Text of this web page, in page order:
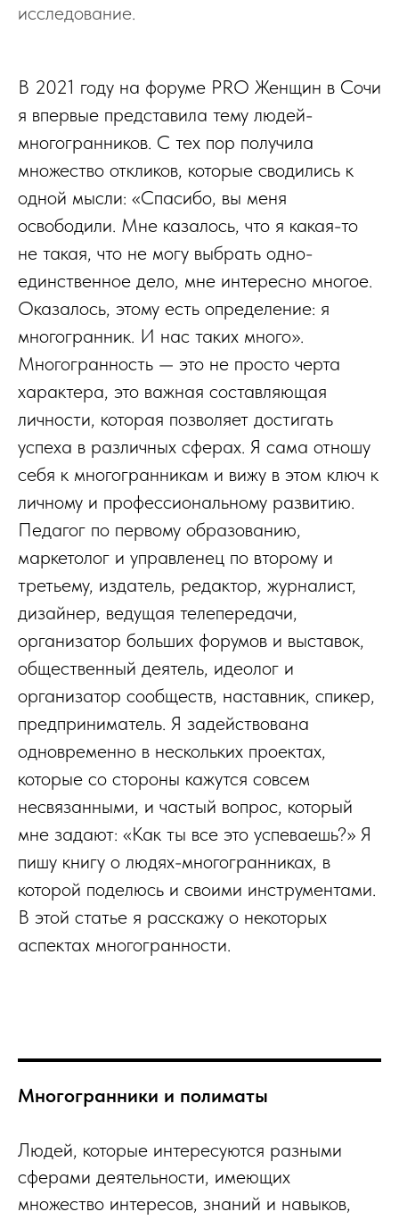
исследование.
В 2021 году на форуме PRO Женщин в Сочи
я впервые представила тему людей-
многогранников. С тех пор получила
множество откликов, которые сводились к
одной мысли: «Спасибо, вы меня
освободили. Мне казалось, что я какая-то
не такая, что не могу выбрать одно-
единственное дело, мне интересно многое.
Оказалось, этому есть определение: я
многогранник. И нас таких много».
Многогранность — это не просто черта
характера, это важная составляющая
личности, которая позволяет достигать
успеха в различных сферах. Я сама отношу
себя к многогранникам и вижу в этом ключ к
личному и профессиональному развитию.
Педагог по первому образованию,
маркетолог и управленец по второму и
третьему, издатель, редактор, журналист,
дизайнер, ведущая телепередачи,
организатор больших форумов и выставок,
общественный деятель, идеолог и
организатор сообществ, наставник, спикер,
предприниматель. Я задействована
одновременно в нескольких проектах,
которые со стороны кажутся совсем
несвязанными, и частый вопрос, который
мне задают: «Как ты все это успеваешь?» Я
пишу книгу о людях-многогранниках, в
которой поделюсь и своими инструментами.
В этой статье я расскажу о некоторых
аспектах многогранности.
Многогранники и полиматы
Людей, которые интересуются разными
сферами деятельности, имеющих
множество интересов, знаний и навыков,